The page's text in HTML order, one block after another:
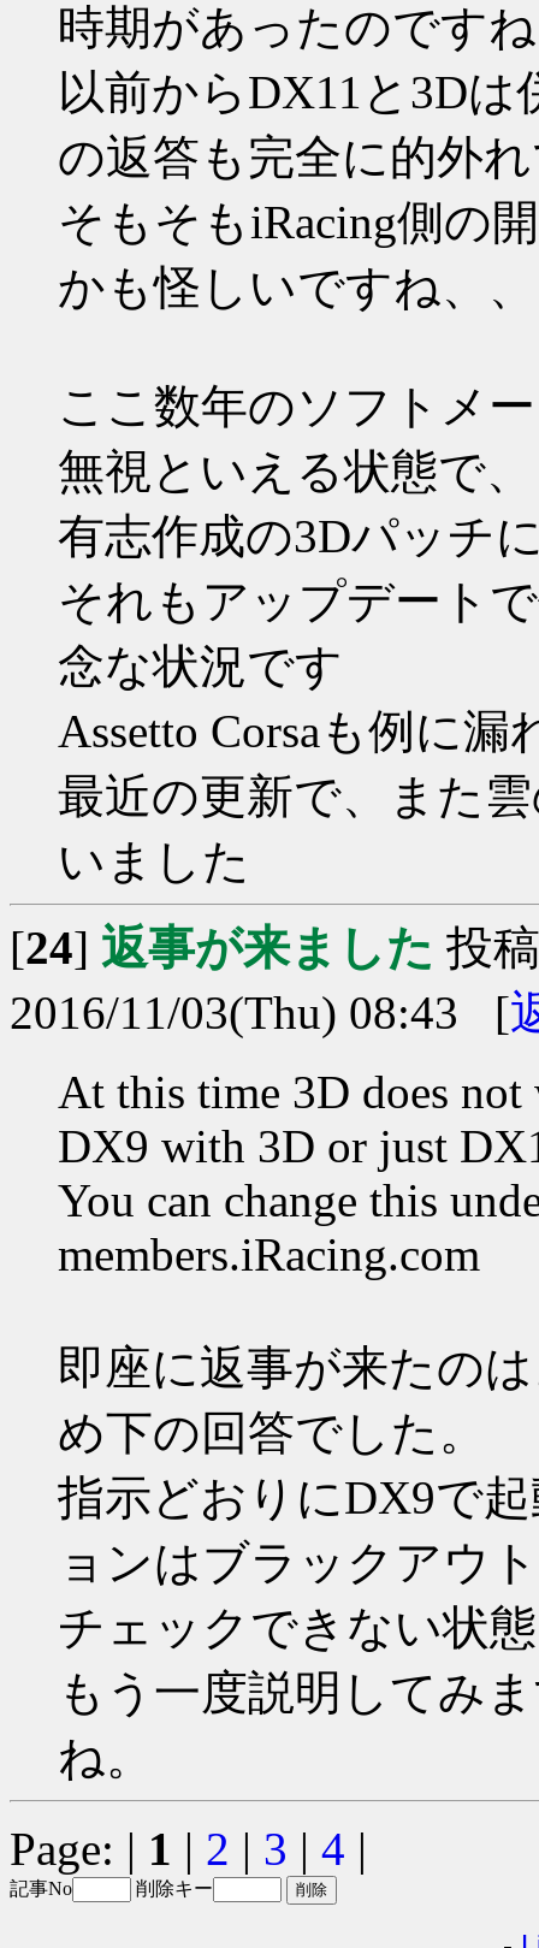
時期があったのですね
以前からDX11と3Dは
の返答も完全に的外
そもそもiRacing側の
かも怪しいですね、
ここ数年のソフトメ
無視といえる状態で、
有志作成の3Dパッチ
それもアップデート
念な状況です
Assetto Corsaも例に漏
最近の更新で、また
いました
[24] 返事が来ました 投
2016/11/03(Thu) 08:43 [
At this time 3D does
DX9 with 3D or just
You can change this
members.iRacing.com
即座に返事が来たの
め下の回答でした。
指示どおりにDX9で
ョンはブラックアウ
チェックできない状
もう一度説明してみ
ね。
Page: | 1 | 2 | 3 | 4 |
記事No 削除キー